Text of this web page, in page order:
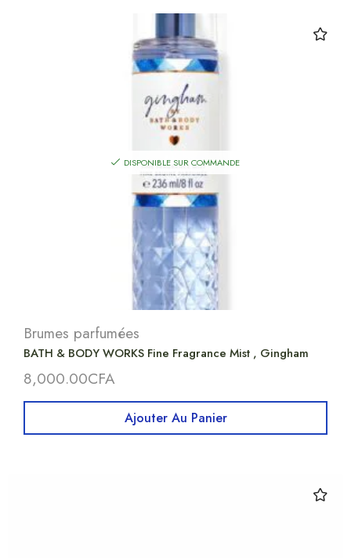
DISPONIBLE SUR COMMANDE
Brumes parfumées
BATH & BODY WORKS Fine Fragrance Mist , Gingham
8,000.00CFA
Ajouter Au Panier